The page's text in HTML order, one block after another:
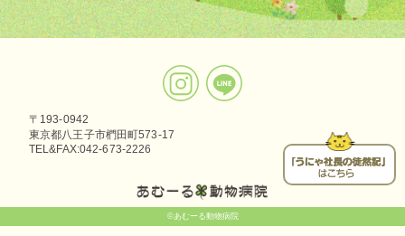
〒193-0942
東京都八王子市椚田町573-17
TEL&FAX:042-673-2226
©あむーる動物病院